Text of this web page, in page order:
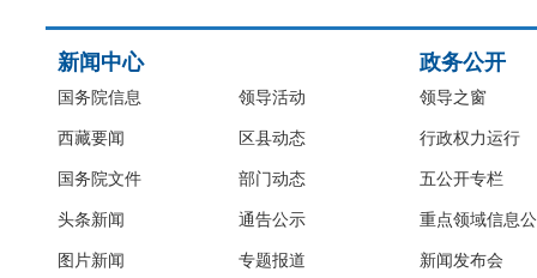
新闻中心
国务院信息
西藏要闻
国务院文件
头条新闻
图片新闻
领导活动
区县动态
部门动态
通告公示
专题报道
政务公开
领导之窗
行政权力运行
五公开专栏
重点领域信息
新闻发布会